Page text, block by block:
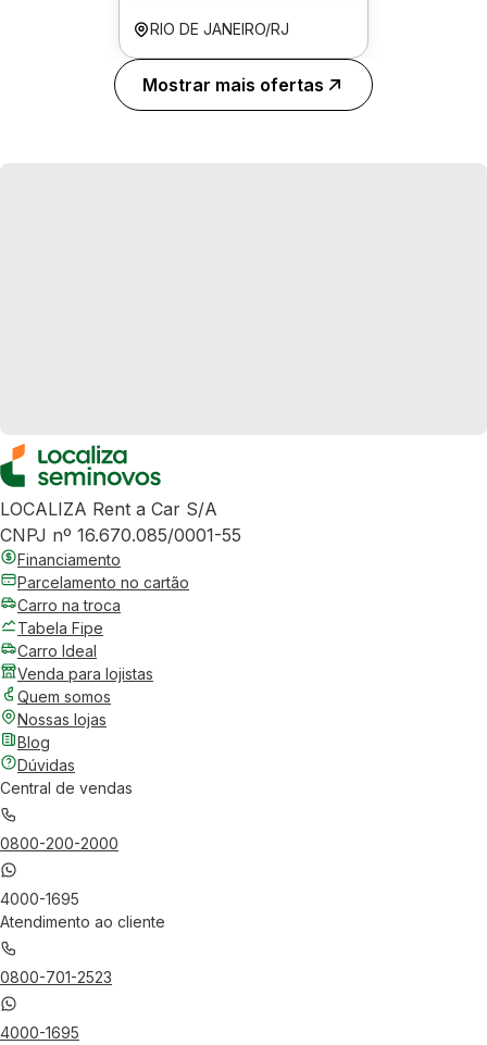
RIO DE JANEIRO/RJ
Mostrar mais ofertas
LOCALIZA Rent a Car S/A
CNPJ nº 16.670.085/0001-55
Financiamento
Parcelamento no cartão
Carro na troca
Tabela Fipe
Carro Ideal
Venda para lojistas
Quem somos
Nossas lojas
Blog
Dúvidas
Central de vendas
0800-200-2000
4000-1695
Atendimento ao cliente
0800-701-2523
4000-1695